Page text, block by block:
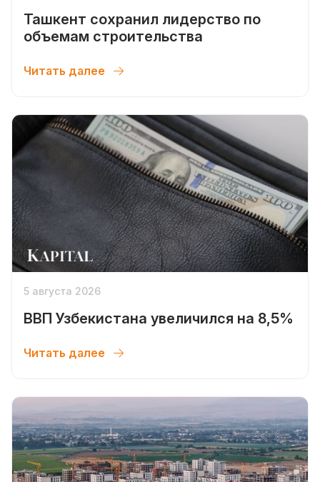
Ташкент сохранил лидерство по
объемам строительства
Читать далее
5 августа 2026
ВВП Узбекистана увеличился на 8,5%
Читать далее